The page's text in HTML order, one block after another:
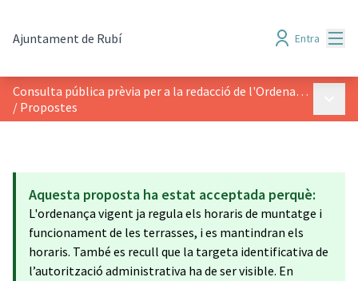
Ajuntament de Rubí Entra
Consulta pública prèvia per a la redacció de l'Ordenança Reguladora d’ocupació de l’espai públic amb taules, cadires i instal·lacions anàlogues de Rubí
/ Propostes
Aquesta proposta ha estat acceptada perquè:
L'ordenança vigent ja regula els horaris de muntatge i
funcionament de les terrasses, i es mantindran els
horaris. També es recull que la targeta identificativa de
l’autorització administrativa ha de ser visible. En